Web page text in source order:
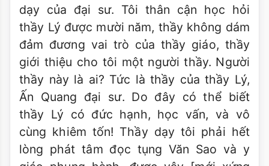
dạy của đại sư. Tôi thân cận học hỏi
thầy Lý được mười năm, thầy không dám
đảm đương vai trò của thầy giáo, thầy
giới thiệu cho tôi một người thầy. Người
thầy này là ai? Tức là thầy của thầy Lý,
Ấn Quang đại sư. Do đây có thể biết
thầy Lý có đức hạnh, học vấn, và vô
cùng khiêm tốn! Thầy dạy tôi phải hết
lòng phát tâm đọc tụng Văn Sao và y